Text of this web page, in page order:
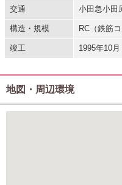
交通 小田急小田
構造・規模 RC（鉄筋
竣工 1995年10月
地図・周辺環境